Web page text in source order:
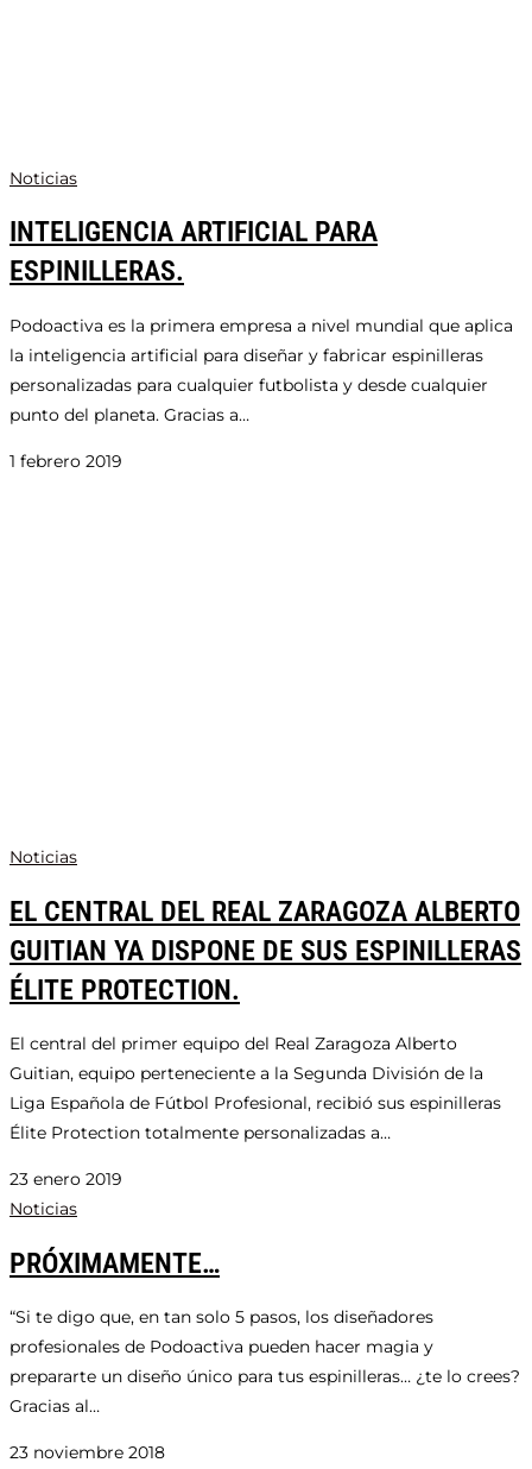
Noticias
INTELIGENCIA ARTIFICIAL PARA
ESPINILLERAS.
Podoactiva es la primera empresa a nivel mundial que aplica
la inteligencia artificial para diseñar y fabricar espinilleras
personalizadas para cualquier futbolista y desde cualquier
punto del planeta. Gracias a…
1 febrero 2019
Noticias
EL CENTRAL DEL REAL ZARAGOZA ALBERTO
GUITIAN YA DISPONE DE SUS ESPINILLERAS
ÉLITE PROTECTION.
El central del primer equipo del Real Zaragoza Alberto
Guitian, equipo perteneciente a la Segunda División de la
Liga Española de Fútbol Profesional, recibió sus espinilleras
Élite Protection totalmente personalizadas a…
23 enero 2019
Noticias
PRÓXIMAMENTE…
“Si te digo que, en tan solo 5 pasos, los diseñadores
profesionales de Podoactiva pueden hacer magia y
prepararte un diseño único para tus espinilleras… ¿te lo crees?
Gracias al…
23 noviembre 2018